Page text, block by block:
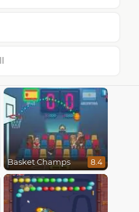
Basket Champs 8.4